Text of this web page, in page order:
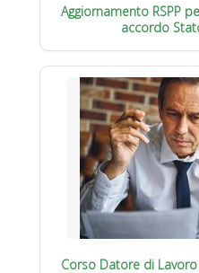
Aggiornamento RSPP
accordo
Corso Datore di